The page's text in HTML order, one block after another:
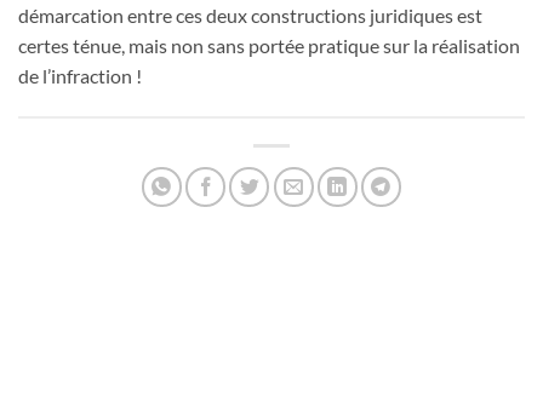
démarcation entre ces deux constructions juridiques est
certes ténue, mais non sans portée pratique sur la réalisation
de l’infraction !